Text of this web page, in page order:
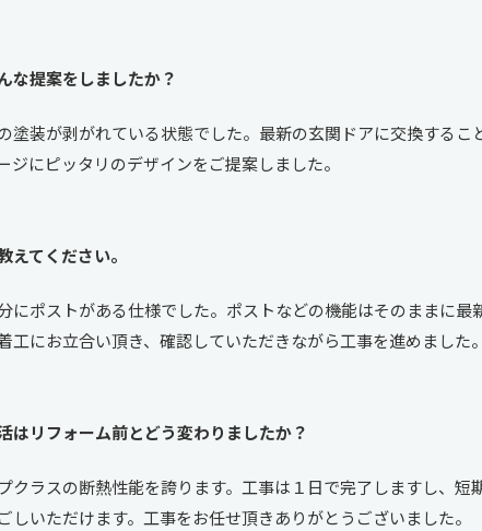
な提案をしましたか？
塗装が剥がれている状態でした。最新の玄関ドアに交換するこ
ジにピッタリのデザインをご提案しました。
えてください。
にポストがある仕様でした。ポストなどの機能はそのままに最
工にお立合い頂き、確認していただきながら工事を進めました。
はリフォーム前とどう変わりましたか？
クラスの断熱性能を誇ります。工事は１日で完了しますし、短
しいただけます。工事をお任せ頂きありがとうございました。